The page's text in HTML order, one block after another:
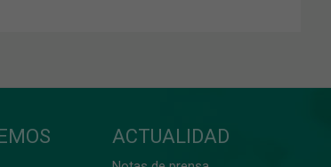
ACTUALIDAD